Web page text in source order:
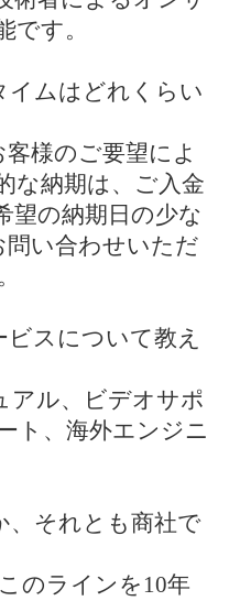
です。
イムはどれくらい
様のご要望によ
な納期は、ご入金
望の納期日の少な
問い合わせいただ
スについて教え
アル、ビデオサポ
ト、海外エンジニ
、それとも商社で
のラインを10年